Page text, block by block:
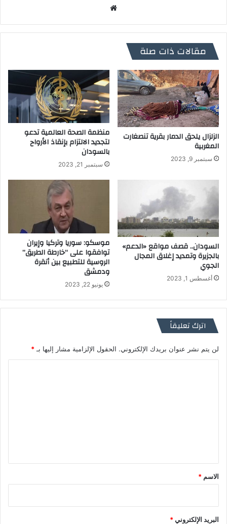
مقالات ذات صلة
الزلزال يلحق الدمار بقرية تنصغارت
المغربية
سبتمبر 9, 2023
منظمة الصحة العالمية تدعو
لتجديد الالتزام بإنقاذ الأرواح
بالسودان
سبتمبر 21, 2023
السودان.. قصف مواقع «الدعم»
بالجزيرة وتمديد إغلاق المجال
الجوي
أغسطس 1, 2023
موسكو: سوريا وتركيا وإيران
توافقوا على “خارطة الطريق”
الروسية للتطبيع بين أنقرة
ودمشق
يونيو 22, 2023
اترك تعليقاً
لن يتم نشر عنوان بريدك الإلكتروني. الحقول الإلزامية مشار إليها بـ *
*
الاسم *
البريد الإلكتروني*